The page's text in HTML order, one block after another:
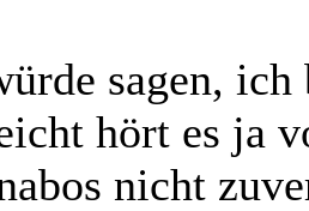
sagen, ich
hört es ja
nicht